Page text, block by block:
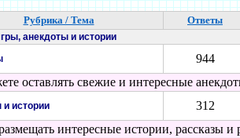
Рубрика / Тема Ответы
анекдоты и истории
944
оставлять свежие и интересные
и истории 312
интересные истории, рассказы и